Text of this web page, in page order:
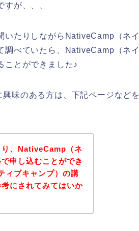
が、、、
いたりしながらNativeCamp（ネイ
調べていたら、NativeCamp（ネイ
ことができました♪
味のある方は、下記ページなどを
り、NativeCamp（ネ
申し込むことができ
ィブキャンプ）の講
にされてみてはいか